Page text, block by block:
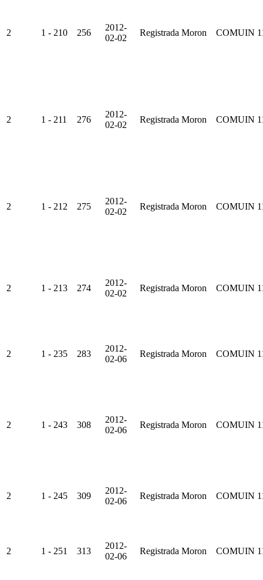
2 1 - 210 256
2012-
02-02
Registrada Moron COMUIN
2 1 - 211 276
2012-
02-02
Registrada Moron COMUIN
2 1 - 212 275
2012-
02-02
Registrada Moron COMUIN
2 1 - 213 274
2012-
02-02
Registrada Moron COMUIN
2 1 - 235 283
2012-
02-06
Registrada Moron COMUIN
2 1 - 243 308
2012-
02-06
Registrada Moron COMUIN
2 1 - 245 309
2012-
02-06
Registrada Moron COMUIN
2 1 - 251 313
2012-
02-06
Registrada Moron COMUIN